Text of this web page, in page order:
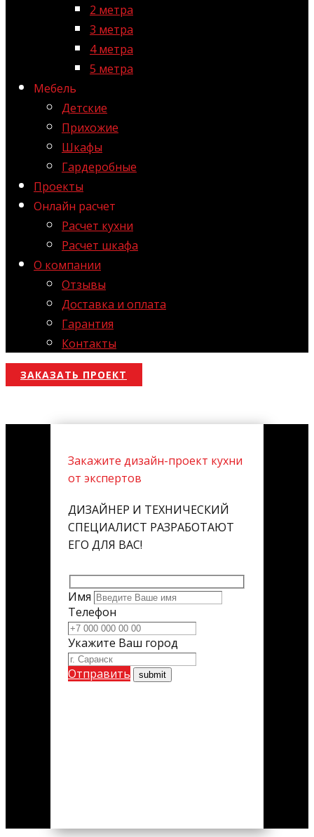
2 метра
3 метра
4 метра
5 метра
Мебель
Детские
Прихожие
Шкафы
Гардеробные
Проекты
Онлайн расчет
Расчет кухни
Расчет шкафа
О компании
Отзывы
Доставка и оплата
Гарантия
Контакты
ЗАКАЗАТЬ ПРОЕКТ
Закажите дизайн-проект кухни
от экспертов
ДИЗАЙНЕР И ТЕХНИЧЕСКИЙ
СПЕЦИАЛИСТ РАЗРАБОТАЮТ
ЕГО ДЛЯ ВАС!
Имя
Телефон
Укажите Ваш город
Отправить